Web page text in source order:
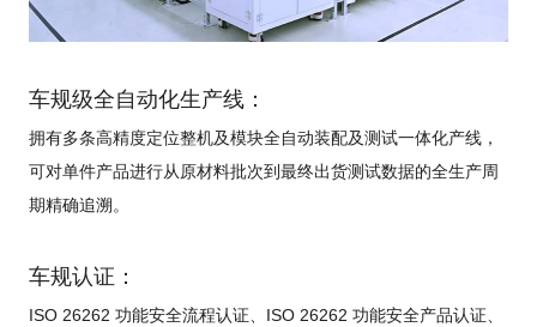
车规级全自动化生产线：
拥有多条高精度定位整机及模块全自动装配及测试一体化产线，
可对单件产品进行从原材料批次到最终出货测试数据的全生产周
期精确追溯。
车规认证：
ISO 26262 功能安全流程认证、ISO 26262 功能安全产品认证、